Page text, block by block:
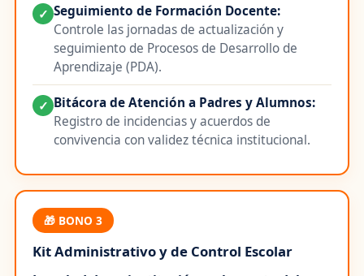
✓ Seguimiento de Formación Docente:
Controle las jornadas de actualización y
seguimiento de Procesos de Desarrollo de
Aprendizaje (PDA).
✓ Bitácora de Atención a Padres y Alumnos:
Registro de incidencias y acuerdos de
convivencia con validez técnica institucional.
🎁 BONO 3
Kit Administrativo y de Control Escolar